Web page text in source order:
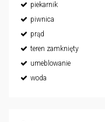
piekarnik
piwnica
prąd
teren zamknięty
umeblowanie
woda